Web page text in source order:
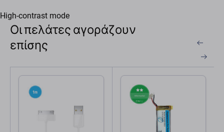
High-contrast mode
Οι πελάτες αγοράζουν
επίσης